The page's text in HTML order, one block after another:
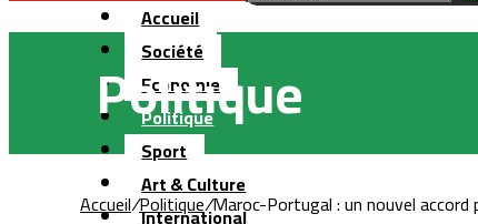
Accueil
Société
Economie
Politique
Sport
Art & Culture
International
Politique
Accueil/Politique/Maroc-Portugal : un nouvel accord